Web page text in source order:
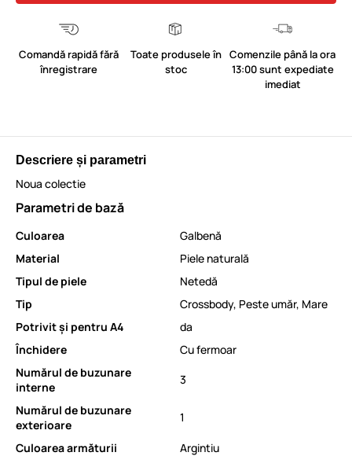
Comandă rapidă fără
înregistrare
Toate produsele în
stoc
Comenzile până la ora
13:00 sunt expediate
imediat
Descriere și parametri
Noua colectie
Parametri de bază
Culoarea
Galbenă
Material
Piele naturală
Tipul de piele
Netedă
Tip
Crossbody, Peste umăr, Mare
Potrivit și pentru A4
da
Închidere
Cu fermoar
Numărul de buzunare
interne
3
Numărul de buzunare
exterioare
1
Culoarea armăturii Argintiu